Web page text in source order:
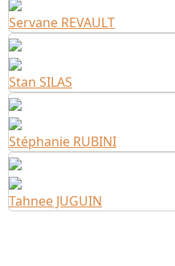
Servane REVAULT
Stan SILAS
Stéphanie RUBINI
Tahnee JUGUIN